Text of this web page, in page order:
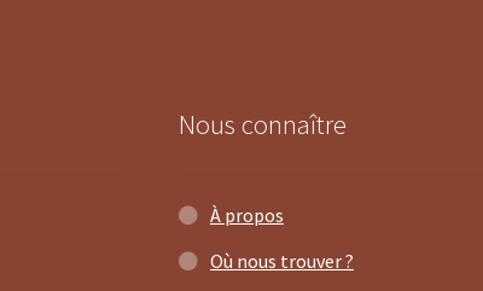
Nous connaître
À propos
Où nous trouver ?